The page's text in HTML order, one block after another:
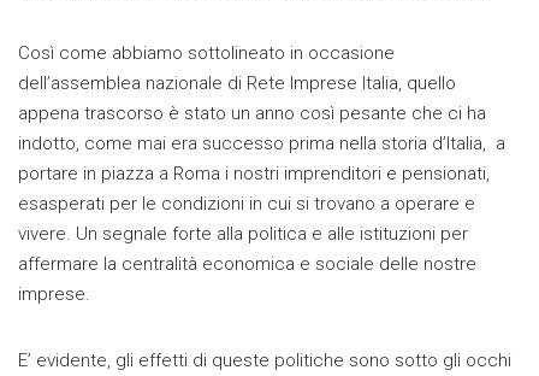
Così come abbiamo sottolineato in occasione
dell’assemblea nazionale di Rete Imprese Italia, quello
appena trascorso è stato un anno così pesante che ci ha
indotto, come mai era successo prima nella storia d’Italia, a
portare in piazza a Roma i nostri imprenditori e pensionati,
esasperati per le condizioni in cui si trovano a operare e
vivere. Un segnale forte alla politica e alle istituzioni per
affermare la centralità economica e sociale delle nostre
imprese.
E’ evidente, gli effetti di queste politiche sono sotto gli occhi